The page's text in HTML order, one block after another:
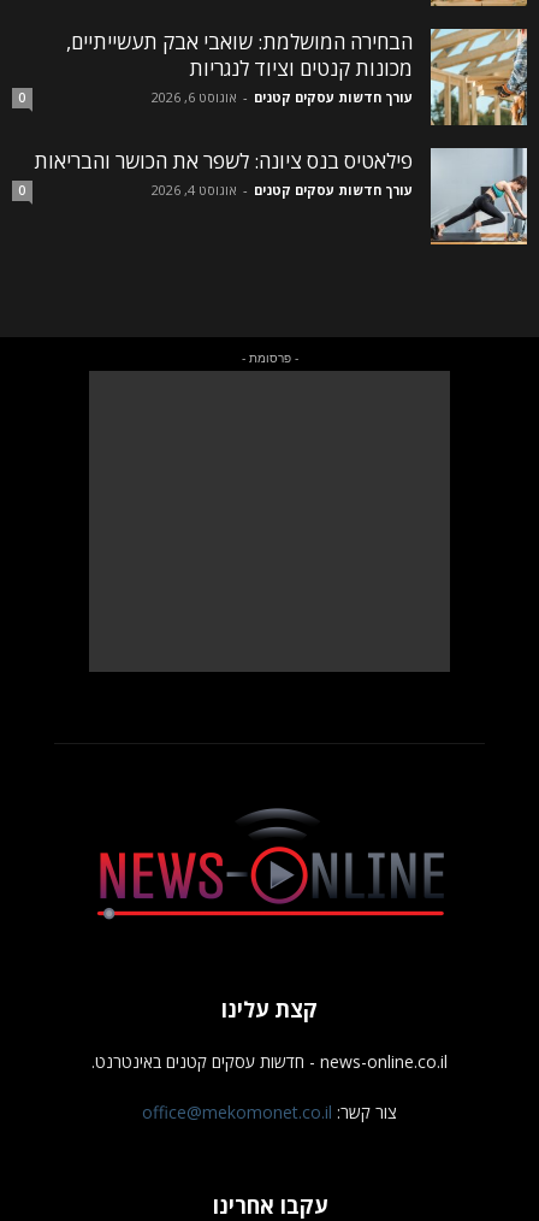
הבחירה המושלמת: שואבי אבק תעשייתיים,
מכונות קנטים וציוד לנגריות
עורך חדשות עסקים קטנים - אוגוסט 6, 2026 0
פילאטיס בנס ציונה: לשפר את הכושר והבריאות
עורך חדשות עסקים קטנים - אוגוסט 4, 2026 0
- פרסומת -
קצת עלינו
news-online.co.il - חדשות עסקים קטנים באינטרנט.
צור קשר: office@mekomonet.co.il
עקבו אחרינו